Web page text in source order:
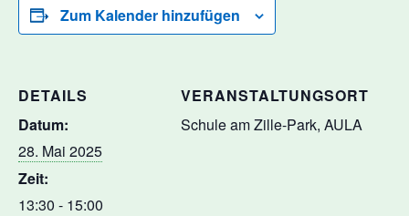
Zum Kalender hinzufügen
DETAILS
Datum:
28. Mai 2025
Zeit:
13:30 - 15:00
VERANSTALTUNGSORT
Schule am Zille-Park, AULA